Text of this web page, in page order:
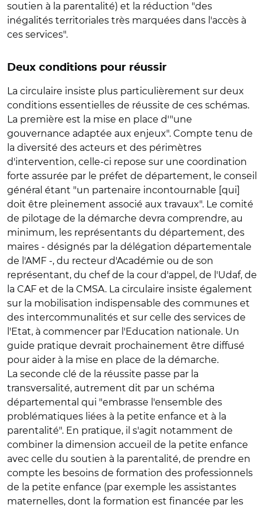
soutien à la parentalité) et la réduction "des
inégalités territoriales très marquées dans l'accès à
ces services".
Deux conditions pour réussir
La circulaire insiste plus particulièrement sur deux
conditions essentielles de réussite de ces schémas.
La première est la mise en place d'"une
gouvernance adaptée aux enjeux". Compte tenu de
la diversité des acteurs et des périmètres
d'intervention, celle-ci repose sur une coordination
forte assurée par le préfet de département, le conseil
général étant "un partenaire incontournable [qui]
doit être pleinement associé aux travaux". Le comité
de pilotage de la démarche devra comprendre, au
minimum, les représentants du département, des
maires - désignés par la délégation départementale
de l'AMF -, du recteur d'Académie ou de son
représentant, du chef de la cour d'appel, de l'Udaf, de
la CAF et de la CMSA. La circulaire insiste également
sur la mobilisation indispensable des communes et
des intercommunalités et sur celle des services de
l'Etat, à commencer par l'Education nationale. Un
guide pratique devrait prochainement être diffusé
pour aider à la mise en place de la démarche.
La seconde clé de la réussite passe par la
transversalité, autrement dit par un schéma
départemental qui "embrasse l'ensemble des
problématiques liées à la petite enfance et à la
parentalité". En pratique, il s'agit notamment de
combiner la dimension accueil de la petite enfance
avec celle du soutien à la parentalité, de prendre en
compte les besoins de formation des professionnels
de la petite enfance (par exemple les assistantes
maternelles, dont la formation est financée par les